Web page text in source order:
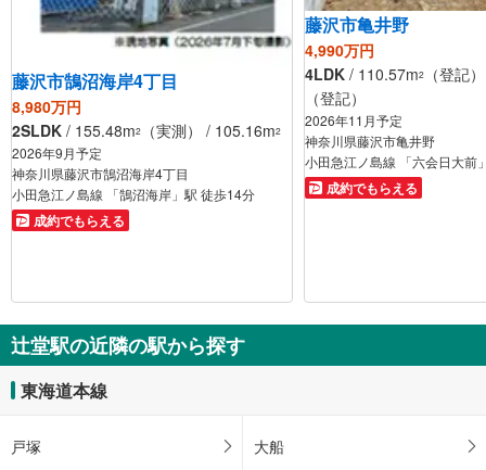
藤沢市鵠沼海岸4丁目
8,980万円
2SLDK / 155.48m2 （実測） / 105.16m2
2026年9月予定
神奈川県藤沢市鵠沼海岸4丁目
小田急江ノ島線 「鵠沼海岸」駅 徒歩14分
成約でもらえる
藤沢市亀井野
4,990万円
4LDK / 110.57m2
（登記
（登記）
2026年11月予定
神奈川県藤沢市亀井野
小田急江ノ島線 「六会日大前
成約でもらえる
辻堂駅の近隣の駅から探す
東海道本線
戸塚 大船